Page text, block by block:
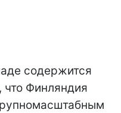
содержится
Финляндия